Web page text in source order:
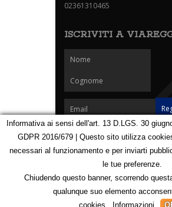
02361310465
ISCRIVITI A
Homepage Notizie Speciali Eventi Foto
Partners
Contatti
Mappa
123182011
Informativa ai sensi dell'art. 13 D.LGS. 30
GDPR 2016/679 | Questo sito utilizza
necessari al funzionamento e per inviarti
le tue preferenze.
Chiudendo questo banner, scorrendo
qualunque suo elemento
cookies.
Informazioni